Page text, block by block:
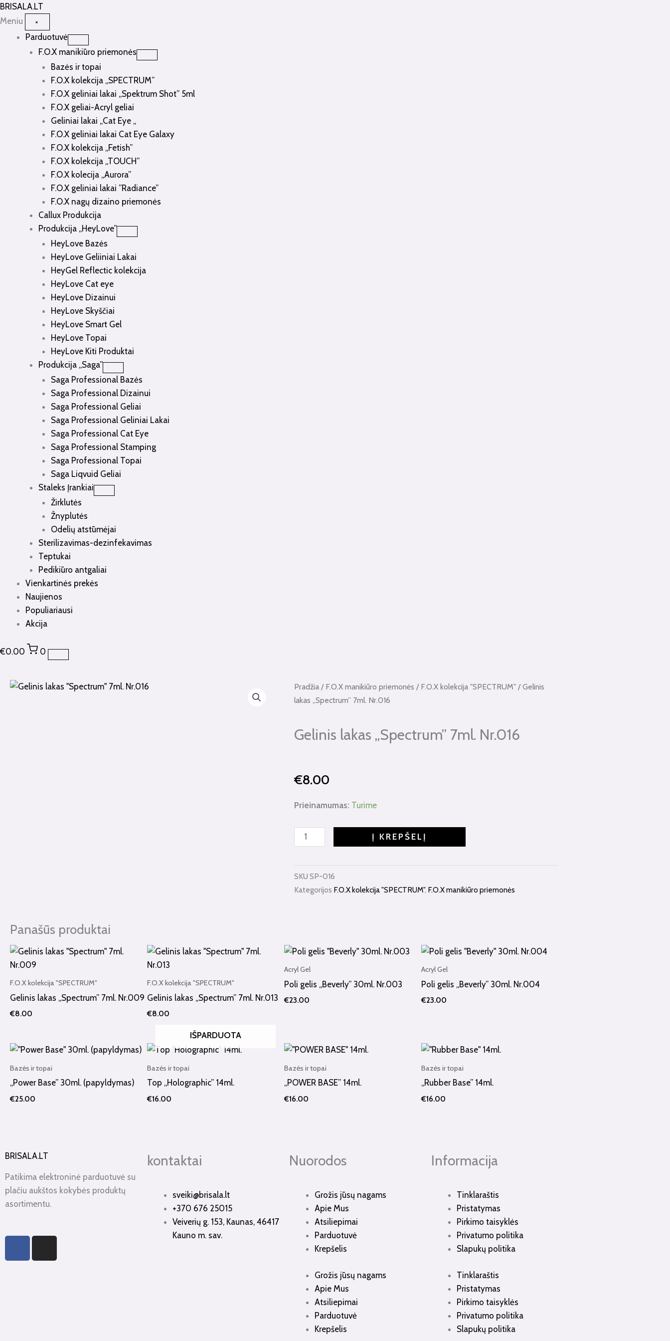
BRISALA.LT
Meniu
×
Parduotuvė
F.O.X manikiūro priemonės
Bazės ir topai
F.O.X kolekcija „SPECTRUM”
F.O.X geliniai lakai „Spektrum Shot” 5ml
F.O.X geliai-Acryl geliai
Geliniai lakai „Cat Eye „
F.O.X geliniai lakai Cat Eye Galaxy
F.O.X kolekcija „Fetish”
F.O.X kolekcija „TOUCH”
F.O.X kolecija „Aurora”
F.O.X geliniai lakai ”Radiance”
F.O.X nagų dizaino priemonės
Callux Produkcija
Produkcija „HeyLove”
HeyLove Bazės
HeyLove Geliiniai Lakai
HeyGel Reflectic kolekcija
HeyLove Cat eye
HeyLove Dizainui
HeyLove Skyščiai
HeyLove Smart Gel
HeyLove Topai
HeyLove Kiti Produktai
Produkcija „Saga”
Saga Professional Bazės
Saga Professional Dizainui
Saga Professional Geliai
Saga Professional Geliniai Lakai
Saga Professional Cat Eye
Saga Professional Stamping
Saga Professional Topai
Saga Liqvuid Geliai
Staleks Įrankiai
Žirklutės
Žnyplutės
Odelių atstūmėjai
Sterilizavimas-dezinfekavimas
Teptukai
Pedikiūro antgaliai
Vienkartinės prekės
Naujienos
Populiariausi
Akcija
€0.00 0
Pereiti
prie
Pradžia / F.O.X manikiūro priemonės / F.O.X kolekcija "SPECTRUM" / Gelinis
lakas „Spectrum” 7ml. Nr.016
Gelinis lakas „Spectrum” 7ml. Nr.016
€8.00
Prieinamumas: Turime
produkto
Gelinis
lakas
7ml.
Nr.016
Į KREPŠELĮ
SKU SP-016
Kategorijos F.O.X kolekcija "SPECTRUM", F.O.X manikiūro priemonės
Panašūs produktai
F.O.X kolekcija "SPECTRUM"
Gelinis lakas „Spectrum” 7ml. Nr.009
€8.00
F.O.X kolekcija "SPECTRUM"
Gelinis lakas „Spectrum” 7ml. Nr.013
€8.00
Acryl Gel
Poli gelis „Beverly” 30ml. Nr.003
€23.00
Acryl Gel
Poli gelis „Beverly” 30ml. Nr.004
€23.00
Bazės ir topai
„Power Base” 30ml. (papyldymas)
€25.00
IŠPARDUOTA
Bazės ir topai
Top „Holographic” 14ml.
€16.00
Bazės ir topai
„POWER BASE” 14ml.
€16.00
Bazės ir topai
„Rubber Base” 14ml.
€16.00
BRISALA.LT
Patikima elektroninė parduotuvė su
plačiu aukštos kokybės produktų
asortimentu.
kontaktai
sveiki@brisala.lt
+370 676 25015
Veiverių g. 153, Kaunas, 46417
Kauno m. sav.
Nuorodos
Grožis jūsų nagams
Apie Mus
Atsiliepimai
Parduotuvė
Krepšelis
Grožis jūsų nagams
Apie Mus
Atsiliepimai
Parduotuvė
Krepšelis
Informacija
Tinklaraštis
Pristatymas
Pirkimo taisyklės
Privatumo politika
Slapukų politika
Tinklaraštis
Pristatymas
Pirkimo taisyklės
Privatumo politika
Slapukų politika